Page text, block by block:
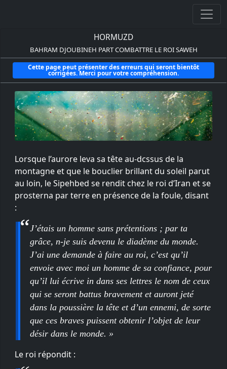
HORMUZD
BAHRAM DJOUBINEH PART COMBATTRE LE ROI SAWEH
Cette page peut présenter des erreurs qui seront bientôt
corrigées. Merci pour votre compréhension.
Lorsque l’aurore leva sa tête au-dcssus de la
montagne et que le bouclier brillant du soleil parut
au loin, le Sipehbed se rendit chez le roi d’Iran et se
prosterna par terre en présence de la foule, disant
:
J’étais un homme sans prétentions ; par ta
grâce, n-je suis devenu le diadème du monde.
J’ai une demande à faire au roi, c’est qu’il
envoie avec moi un homme de sa confiance, pour
qu’il lui écrive in dans ses lettres le nom de ceux
qui se seront battus bravement et auront jeté
dans la poussière la tête et d’un ennemi, de sorte
que ces braves puissent obtenir l’objet de leur
désir dans le monde. »
Le roi répondit :